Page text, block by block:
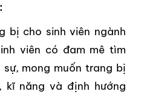
bị cho sinh viên ngành
viên có đam mê tìm
sự, mong muốn trang bị
kĩ năng và định hướng